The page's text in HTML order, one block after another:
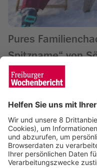
Pures
Spitzname“ von